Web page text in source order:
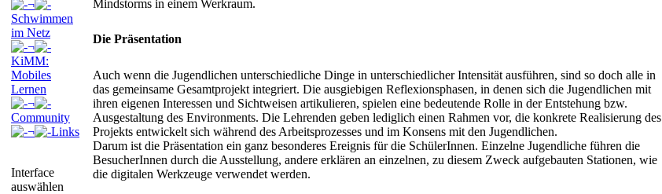
¬
Schwimmen
im Netz
¬
KiMM:
Mobiles
Lernen
¬
Community
¬
Links
Interface
auswählen
Mindstorms in einem Werkraum.
Die Präsentation
Auch wenn die Jugendlichen unterschiedliche Dinge in unterschiedlicher Intensität ausführen, sind so doch alle in
das gemeinsame Gesamtprojekt integriert. Die ausgiebigen Reflexionsphasen, in denen sich die Jugendlichen mit
ihren eigenen Interessen und Sichtweisen artikulieren, spielen eine bedeutende Rolle in der Entstehung bzw.
Ausgestaltung des Environments. Die Lehrenden geben lediglich einen Rahmen vor, die konkrete Realisierung des
Projekts entwickelt sich während des Arbeitsprozesses und im Konsens mit den Jugendlichen.
Darum ist die Präsentation ein ganz besonderes Ereignis für die SchülerInnen. Einzelne Jugendliche führen die
BesucherInnen durch die Ausstellung, andere erklären an einzelnen, zu diesem Zweck aufgebauten Stationen, wie
die digitalen Werkzeuge verwendet werden.